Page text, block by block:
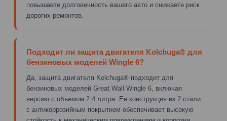
повышаете долговечность вашего авто и снижаете риск
дорогих ремонтов.
Подходит ли защита двигателя Kolchuga® для
бензиновых моделей Wingle 6?
Да, защита двигателя Kolchuga® подходит для
бензиновых моделей Great Wall Wingle 6, включая
версию с объемом 2.4 литра. Ее конструкция из 2 стали
с антикоррозийным покрытием обеспечивает высокую